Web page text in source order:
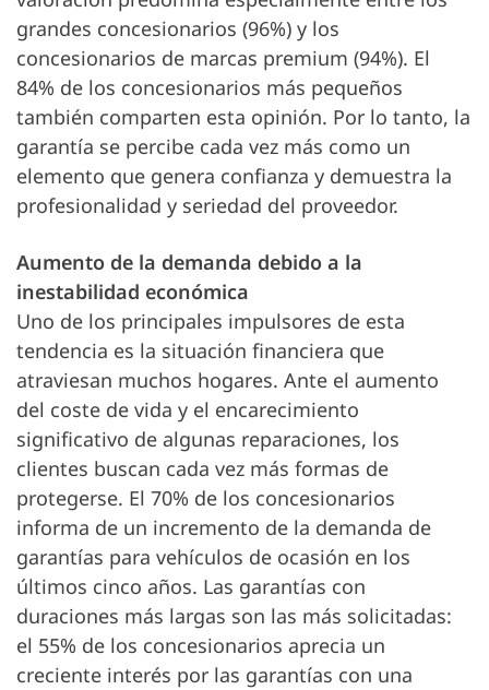
grandes concesionarios (96%) y los
concesionarios de marcas premium (94%). El
84% de los concesionarios más pequeños
también comparten esta opinión. Por lo tanto, la
garantía se percibe cada vez más como un
elemento que genera confianza y demuestra la
profesionalidad y seriedad del proveedor.
Aumento de la demanda debido a la
inestabilidad económica
Uno de los principales impulsores de esta
tendencia es la situación financiera que
atraviesan muchos hogares. Ante el aumento
del coste de vida y el encarecimiento
significativo de algunas reparaciones, los
clientes buscan cada vez más formas de
protegerse. El 70% de los concesionarios
informa de un incremento de la demanda de
garantías para vehículos de ocasión en los
últimos cinco años. Las garantías con
duraciones más largas son las más solicitadas:
el 55% de los concesionarios aprecia un
creciente interés por las garantías con una